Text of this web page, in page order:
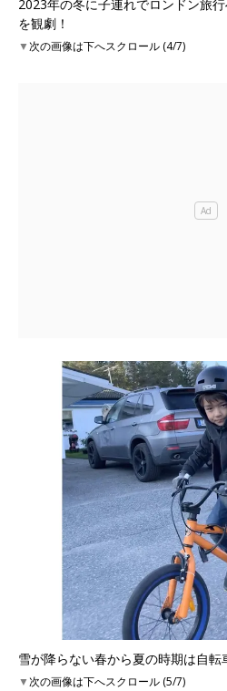
2023年の冬に子連れでロンドン旅
を観劇！
▼次の画像は下へスクロール (4/7)
雪が降らない春から夏の時期は自転
▼次の画像は下へスクロール (5/7)